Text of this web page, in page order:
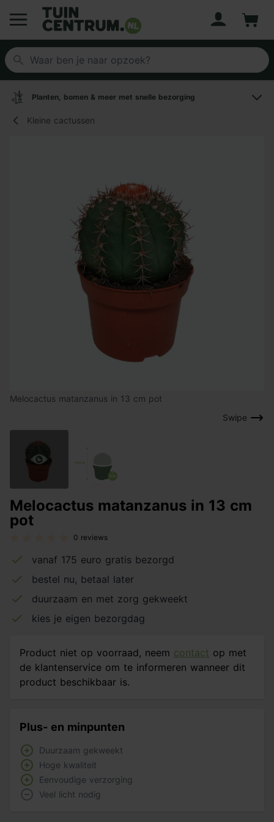
Logo Tuincentrum.nl
Planten, bomen & meer met snelle bezorging
Kleine cactussen
Swipe
Melocactus matanzanus in 13 cm pot
Melocactus matanzanus in 13 cm
pot
0 reviews
vanaf 175 euro gratis bezorgd
bestel nu, betaal later
duurzaam en met zorg gekweekt
kies je eigen bezorgdag
Product niet op voorraad, neem contact op met
de klantenservice om te informeren wanneer dit
product beschikbaar is.
Plus- en minpunten
Duurzaam gekweekt
Hoge kwaliteit
Eenvoudige verzorging
Veel licht nodig